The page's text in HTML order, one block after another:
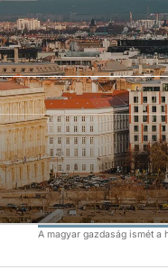
A magyar gazdaság ismét a